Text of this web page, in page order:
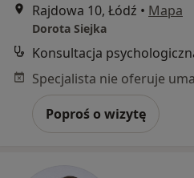
Rajdowa 10, Łódź • Mapa
Dorota Siejka
Konsultacja
Poproś o wizytę